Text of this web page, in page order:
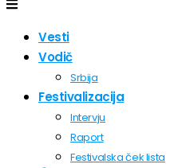
Vesti
Vodič
Srbija
Festivalizacija
Intervju
Raport
Festivalska ček lista